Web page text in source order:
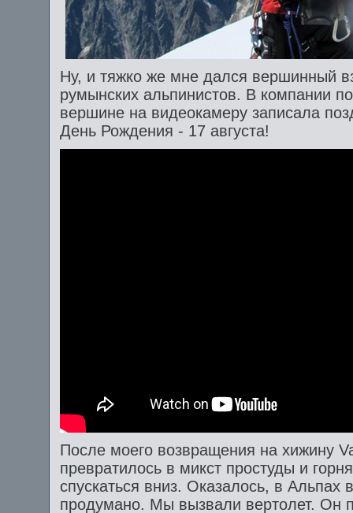
Ну, и тяжко же мне дался вершинный
румынских альпинистов. В компании
вершине на видеокамеру записала
День Рождения - 17 августа!
После моего возвращения на хижину
превратилось в микст простуды и
спускаться вниз. Оказалось, в
продумано. Мы вызвали вертолет. Он